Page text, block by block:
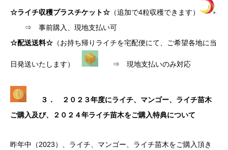
☆ライチ収穫プラスチケット☆ （追加で4粒収穫できます）
⇒ 事前購入、現地支払い可
☆配送送料☆ （お持ち帰りライチを宅配便にて、ご希望各地に当
日発送いたします） ⇒ 現地支払いのみ対応
３． ２０２３年度にライチ、マンゴー、ライチ苗木
ご購入及び、２０２４年ライチ苗木をご購入特典について
昨年中（2023）、ライチ、マンゴー、ライチ苗木をご購入頂き